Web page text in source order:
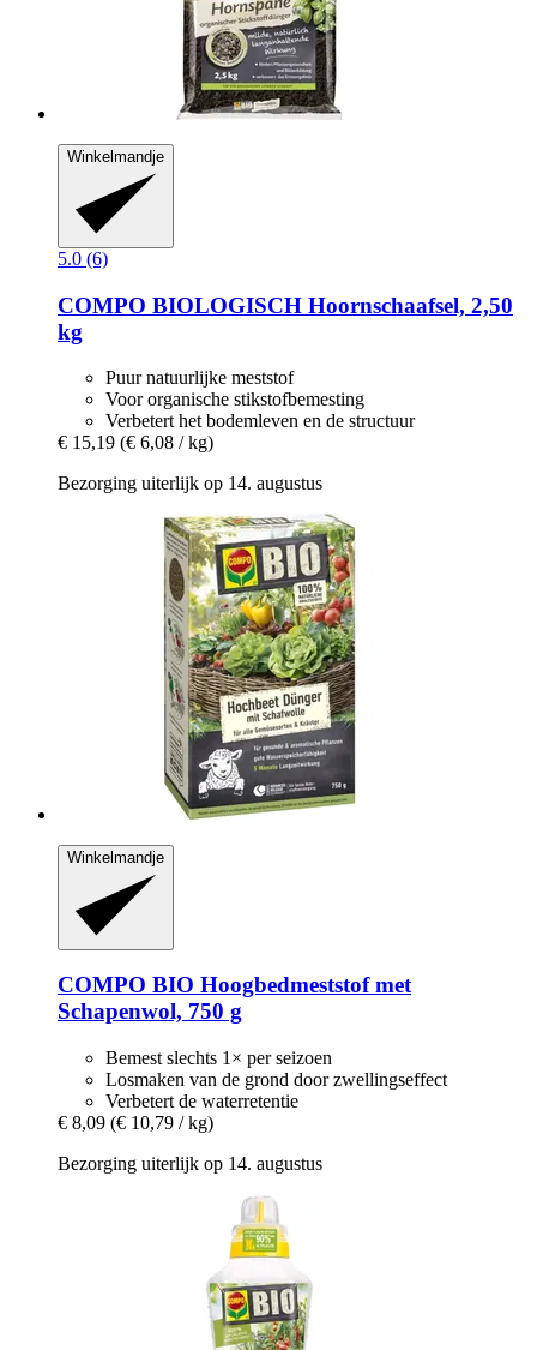
Winkelmandje
5.0 (6)
COMPO BIOLOGISCH Hoornschaafsel, 2,50
kg
Puur natuurlijke meststof
Voor organische stikstofbemesting
Verbetert het bodemleven en de structuur
€ 15,19 (€ 6,08 / kg)
Bezorging uiterlijk op 14. augustus
Winkelmandje
COMPO BIO Hoogbedmeststof met
Schapenwol, 750 g
Bemest slechts 1× per seizoen
Losmaken van de grond door zwellingseffect
Verbetert de waterretentie
€ 8,09 (€ 10,79 / kg)
Bezorging uiterlijk op 14. augustus